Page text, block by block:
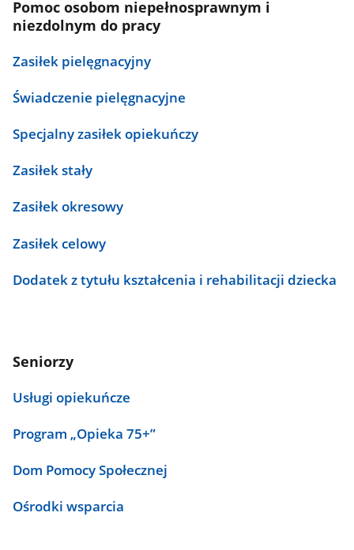
Pomoc osobom niepełnosprawnym i
niezdolnym do pracy
Zasiłek pielęgnacyjny
Świadczenie pielęgnacyjne
Specjalny zasiłek opiekuńczy
Zasiłek stały
Zasiłek okresowy
Zasiłek celowy
Dodatek z tytułu kształcenia i rehabilitacji dziecka
Seniorzy
Usługi opiekuńcze
Program „Opieka 75+”
Dom Pomocy Społecznej
Ośrodki wsparcia